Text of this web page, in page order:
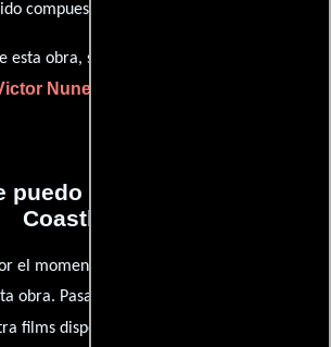
compuesta por
esta obra, se encuentra a cargo de
Nunez
puedo ver la películas
Coastlines?
el momento no contamos con enlaces a
obra. Pasa por nuestro catálogo de
films disponibles. También puedes